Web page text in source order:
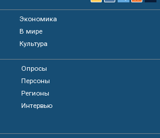
Экономика
В мире
Культура
Опросы
Персоны
Регионы
Интервью